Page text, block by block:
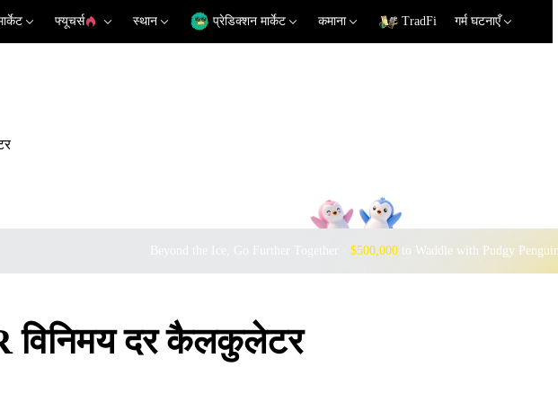
फ्यूचर्स स्थान प्रेडिक्शन मार्केट कमाना TradFi गर्म घटनाएँ
Beyond the Ice, Go Further Together · $500,000to Waddle with Pudgy
विनिमय दर कैलकुलेटर